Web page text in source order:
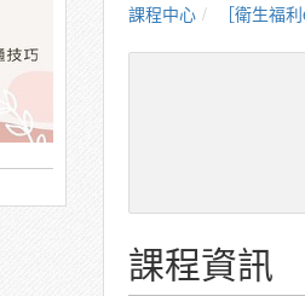
課程中心 ［衛生福利e學園］生
課程資訊